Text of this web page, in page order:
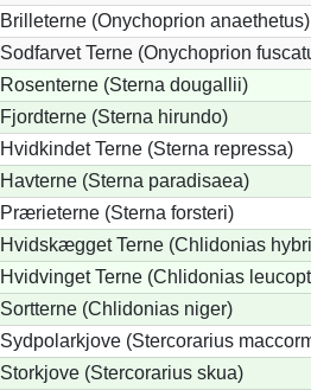
Brilleterne (Onychoprion anaethetus)
Sodfarvet Terne (Onychoprion
Rosenterne (Sterna dougallii)
Fjordterne (Sterna hirundo)
Hvidkindet Terne (Sterna repressa)
Havterne (Sterna paradisaea)
Prærieterne (Sterna forsteri)
Hvidskægget Terne (Chlidonias
Hvidvinget Terne (Chlidonias
Sortterne (Chlidonias niger)
Sydpolarkjove (Stercorarius
Storkjove (Stercorarius skua)